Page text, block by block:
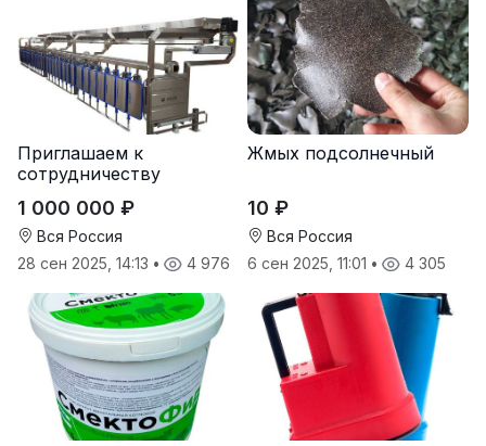
Приглашаем к
сотрудничеству
1 000 000 ₽
Вся Россия
28 сен 2025, 14:13 • 4 976
Жмых подсолнечный
10 ₽
Вся Россия
6 сен 2025, 11:01 • 4 305